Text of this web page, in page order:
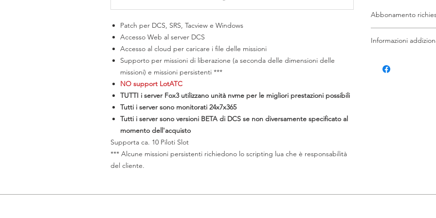
Patch per DCS, SRS, Tacview e Windows
Accesso Web al server DCS
Accesso al cloud per caricare i file delle missioni
Supporto per missioni di liberazione (a seconda delle dimensioni delle
missioni) e missioni persistenti ***
NO support LotATC
TUTTI i server Fox3 utilizzano unità nvme per le migliori prestazioni possibili
Tutti i server sono monitorati 24x7x365
Tutti i server sono versioni BETA di DCS se non diversamente specificato al
momento dell'acquisto
​Supporta ca. 10 Piloti Slot
*** Alcune missioni persistenti richiedono lo scripting lua che è responsabilità
del cliente.
Abbonamento
il pagamento
abbonamento attivo,
Informazioni
persistenza nei